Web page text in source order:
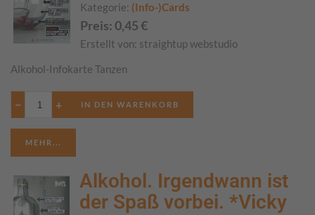
Kategorie: (Info-)Cards
Preis: 0,45€
Erstellt von: straightup webstudio
Alkohol-Infokarte Tanzen
− +
MEHR...
Alkohol. Irgendwann ist
der Spaß vorbei. *Vicky